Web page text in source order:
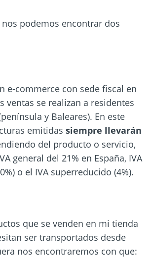
nos podemos encontrar dos
e-commerce con sede fiscal en
ventas se realizan a residentes
y Baleares). En este
emitidas siempre llevarán
del producto o servicio,
general del 21% en España, IVA
o el IVA superreducido (4%).
que se venden en mi tienda
ser transportados desde
nos encontraremos con que: